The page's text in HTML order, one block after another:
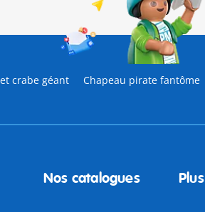
crabe géant Chapeau pirate fantôme
Nos catalogues Plus